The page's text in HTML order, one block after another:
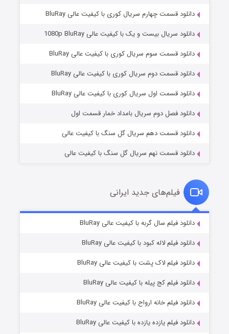
وستی ها
قسمت۱ (زیرنویس) منتشر شد
قسمت۶ (زیرنویس) منتشر شد
دانلود قسمت چهارم سریال کوری با کیفیت عالی BluRay
دانلود سریال بیست و یک با کیفیت عالی 1080p BluRay
دانلود قسمت سوم سریال کوری با کیفیت عالی BluRay
دانلود قسمت دوم سریال کوری با کیفیت عالی BluRay
دانلود قسمت اول سریال کوری با کیفیت عالی BluRay
دانلود فصل دوم سریال بامداد خمار قسمت اول
دانلود قسمت دهم سریال گل سنگ با کیفیت عالی
دانلود قسمت نهم سریال گل سنگ با کیفیت عالی
فیلم‌های جدید ایرانی
دانلود فیلم سال گربه با کیفیت عالی BluRay
دانلود فیلم لاله کبود با کیفیت عالی BluRay
دانلود فیلم لاک پشت با کیفیت عالی BluRay
دانلود فیلم کج‌ پیله با کیفیت عالی BluRay
دانلود فیلم خانه ارواح با کیفیت عالی BluRay
دانلود فیلم یازده یازده با کیفیت عالی BluRay